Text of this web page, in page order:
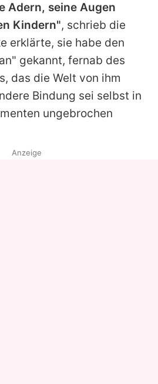
Richtlinien
verwalten
Adern, seine Augen
Kindern", schrieb die
erklärte, sie habe den
gekannt, fernab des
das die Welt von ihm
Bindung sei selbst in
ungebrochen
Anzeige